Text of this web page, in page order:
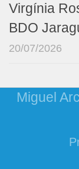
Virgínia
BDO
20/07/2026
Miguel